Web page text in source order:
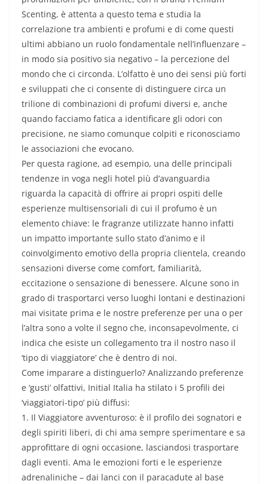
Scenting, è attenta a questo tema e studia la
correlazione tra ambienti e profumi e di come questi
ultimi abbiano un ruolo fondamentale nell’influenzare –
in modo sia positivo sia negativo – la percezione del
mondo che ci circonda. L’olfatto è uno dei sensi più forti
e sviluppati che ci consente di distinguere circa un
trilione di combinazioni di profumi diversi e, anche
quando facciamo fatica a identificare gli odori con
precisione, ne siamo comunque colpiti e riconosciamo
le associazioni che evocano.
Per questa ragione, ad esempio, una delle principali
tendenze in voga negli hotel più d’avanguardia
riguarda la capacità di offrire ai propri ospiti delle
esperienze multisensoriali di cui il profumo è un
elemento chiave: le fragranze utilizzate hanno infatti
un impatto importante sullo stato d’animo e il
coinvolgimento emotivo della propria clientela, creando
sensazioni diverse come comfort, familiarità,
eccitazione o sensazione di benessere. Alcune sono in
grado di trasportarci verso luoghi lontani e destinazioni
mai visitate prima e le nostre preferenze per una o per
l’altra sono a volte il segno che, inconsapevolmente, ci
indica che esiste un collegamento tra il nostro naso il
‘tipo di viaggiatore’ che è dentro di noi.
Come imparare a distinguerlo? Analizzando preferenze
e ‘gusti’ olfattivi, Initial Italia ha stilato i 5 profili dei
‘viaggiatori-tipo’ più diffusi:
1. Il Viaggiatore avventuroso: è il profilo dei sognatori e
degli spiriti liberi, di chi ama sempre sperimentare e sa
approfittare di ogni occasione, lasciandosi trasportare
dagli eventi. Ama le emozioni forti e le esperienze
adrenaliniche – dai lanci con il paracadute al base